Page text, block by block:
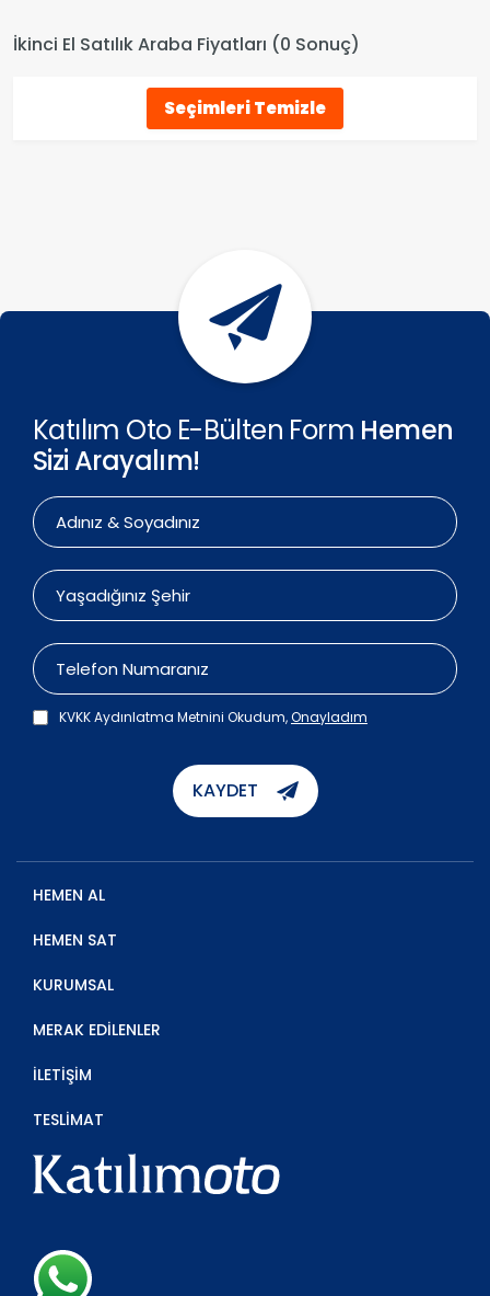
İkinci El Satılık Araba Fiyatları (0 Sonuç)
Seçimleri Temizle
Katılım Oto E-Bülten Form Hemen
Sizi Arayalım!
KVKK Aydınlatma Metnini Okudum,Onayladım
KAYDET
HEMEN AL
HEMEN SAT
KURUMSAL
MERAK EDİLENLER
İLETİŞİM
TESLİMAT